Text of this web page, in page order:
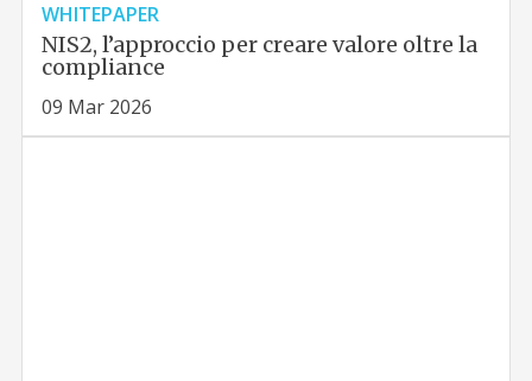
WHITEPAPER
NIS2, l’approccio per creare valore oltre la
compliance
09 Mar 2026